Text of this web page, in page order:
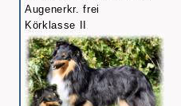
Augenerkr. frei
Körklasse II